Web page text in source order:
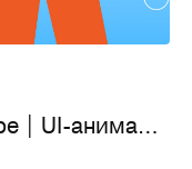
306
Интро-анимация для Youtube | UI-анимация | Видео-эксплейнер